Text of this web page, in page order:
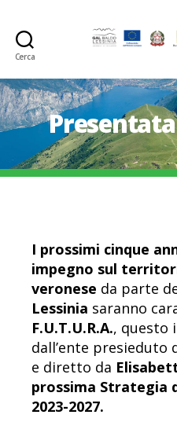
Cerca
Presentata
I prossimi cinque
impegno sul
veronese da parte
Lessinia saranno
F.U.T.U.R.A., questo
dall’ente presieduto
e diretto da
prossima Strategia
2023-2027.